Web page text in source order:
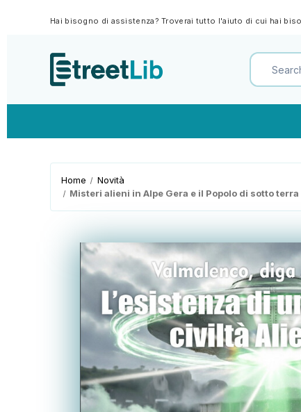
Hai bisogno di assistenza? Troverai tutto l'aiuto di cui hai
Home
Novità
Misteri alieni in Alpe Gera e il Popolo di sotto